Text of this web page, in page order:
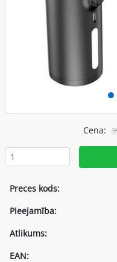
Cena:
Preces kods:
Pieejamība:
Atlikums:
EAN: